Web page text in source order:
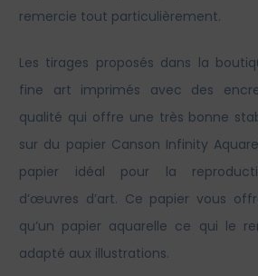
remercie tout particulièrement.
Les tirages proposés dans la
fine art imprimés avec des
qualité qui offre une très bonne
sur du papier Canson Infinity
papier idéal pour la
d’œuvres d’art. Ce papier vous
qu’un papier aquarelle ce qui le
adapté aux illustrations.